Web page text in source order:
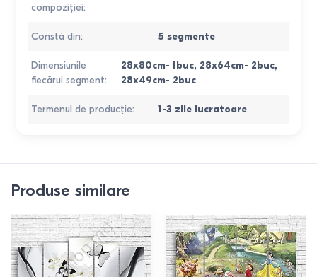
compoziției:
Constă din: 5 segmente
Dimensiunile
fiecărui segment:
28x80cm- 1buc, 28x64cm- 2buc,
28x49cm- 2buc
Termenul de producție: 1-3 zile lucratoare
Produse similare